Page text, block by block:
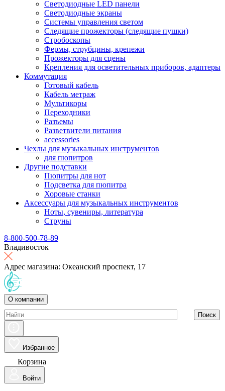
Светодиодные LED панели
Светодиодные экраны
Системы управления светом
Следящие прожекторы (следящие пушки)
Стробоскопы
Фермы, струбцины, крепежи
Прожекторы для сцены
Крепления для осветительных приборов, адаптеры
Коммутация
Готовый кабель
Кабель метраж
Мультикоры
Переходники
Разъемы
Разветвители питания
accessories
Чехлы для музыкальных инструментов
для пюпитров
Другие подставки
Пюпитры для нот
Подсветка для пюпитра
Хоровые станки
Аксессуары для музыкальных инструментов
Ноты, сувениры, литература
Струны
8-800-500-78-89
Владивосток
Адрес магазина: Океанский проспект, 17
О компании
Поиск
Избранное
Корзина
Войти